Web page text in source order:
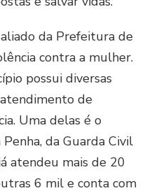
da Prefeitura de
contra a mulher.
possui diversas
de
Uma delas é o
da Guarda Civil
atendeu mais de 20
6 mil e conta com